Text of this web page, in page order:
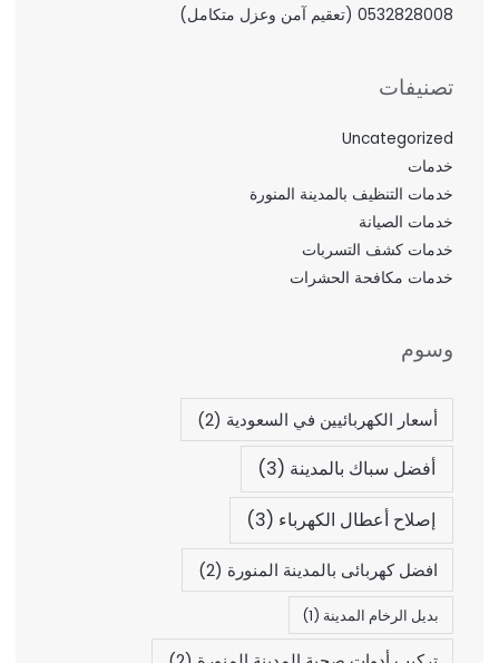
0532828008 (تعقيم آمن وعزل متكامل)
تصنيفات
Uncategorized
خدمات
خدمات التنظيف بالمدينة المنورة
خدمات الصيانة
خدمات كشف التسربات
خدمات مكافحة الحشرات
وسوم
أسعار الكهربائيين في السعودية (2)
أفضل سباك بالمدينة (3)
إصلاح أعطال الكهرباء (3)
افضل كهربائى بالمدينة المنورة (2)
بديل الرخام المدينة (1)